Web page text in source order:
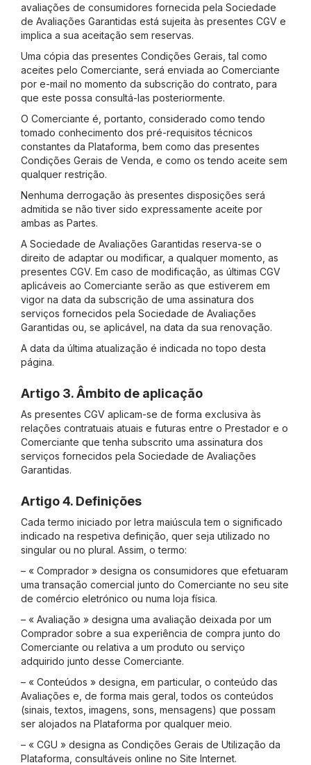
avaliações de consumidores fornecida pela Sociedade
de Avaliações Garantidas está sujeita às presentes CGV e
implica a sua aceitação sem reservas.
Uma cópia das presentes Condições Gerais, tal como
aceites pelo Comerciante, será enviada ao Comerciante
por e-mail no momento da subscrição do contrato, para
que este possa consultá-las posteriormente.
O Comerciante é, portanto, considerado como tendo
tomado conhecimento dos pré-requisitos técnicos
constantes da Plataforma, bem como das presentes
Condições Gerais de Venda, e como os tendo aceite sem
qualquer restrição.
Nenhuma derrogação às presentes disposições será
admitida se não tiver sido expressamente aceite por
ambas as Partes.
A Sociedade de Avaliações Garantidas reserva-se o
direito de adaptar ou modificar, a qualquer momento, as
presentes CGV. Em caso de modificação, as últimas CGV
aplicáveis ao Comerciante serão as que estiverem em
vigor na data da subscrição de uma assinatura dos
serviços fornecidos pela Sociedade de Avaliações
Garantidas ou, se aplicável, na data da sua renovação.
A data da última atualização é indicada no topo desta
página.
Artigo 3. Âmbito de aplicação
As presentes CGV aplicam-se de forma exclusiva às
relações contratuais atuais e futuras entre o Prestador e o
Comerciante que tenha subscrito uma assinatura dos
serviços fornecidos pela Sociedade de Avaliações
Garantidas.
Artigo 4. Definições
Cada termo iniciado por letra maiúscula tem o significado
indicado na respetiva definição, quer seja utilizado no
singular ou no plural. Assim, o termo:
– « Comprador » designa os consumidores que efetuaram
uma transação comercial junto do Comerciante no seu site
de comércio eletrónico ou numa loja física.
– « Avaliação » designa uma avaliação deixada por um
Comprador sobre a sua experiência de compra junto do
Comerciante ou relativa a um produto ou serviço
adquirido junto desse Comerciante.
– « Conteúdos » designa, em particular, o conteúdo das
Avaliações e, de forma mais geral, todos os conteúdos
(sinais, textos, imagens, sons, mensagens) que possam
ser alojados na Plataforma por qualquer meio.
– « CGU » designa as Condições Gerais de Utilização da
Plataforma, consultáveis online no Site Internet.